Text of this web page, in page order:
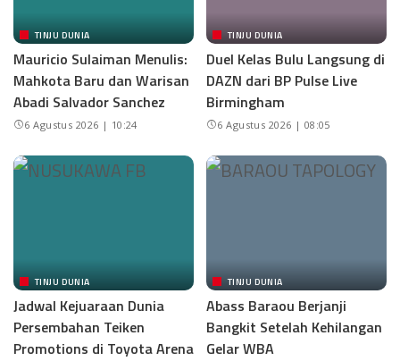
TINJU DUNIA
Mauricio Sulaiman Menulis:
Mahkota Baru dan Warisan
Abadi Salvador Sanchez
6 Agustus 2026 | 10:24
TINJU DUNIA
Duel Kelas Bulu Langsung di
DAZN dari BP Pulse Live
Birmingham
6 Agustus 2026 | 08:05
TINJU DUNIA
Jadwal Kejuaraan Dunia
Persembahan Teiken
Promotions di Toyota Arena
TINJU DUNIA
Abass Baraou Berjanji
Bangkit Setelah Kehilangan
Gelar WBA